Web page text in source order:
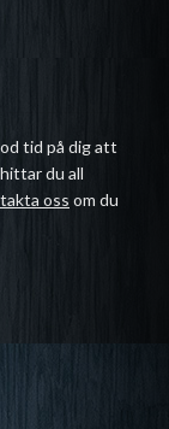
tid på dig att
du all
oss om du